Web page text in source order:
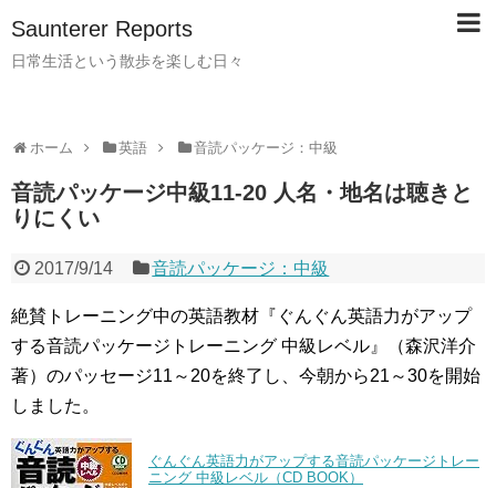
Saunterer Reports
日常生活という散歩を楽しむ日々
ホーム 英語 音読パッケージ：中級
音読パッケージ中級11-20 人名・地名は聴きと
りにくい
2017/9/14 音読パッケージ：中級
絶賛トレーニング中の英語教材『ぐんぐん英語力がアップ
する音読パッケージトレーニング 中級レベル』（森沢洋介
著）のパッセージ11～20を終了し、今朝から21～30を開始
しました。
ぐんぐん英語力がアップする音読パッケージトレー
ニング 中級レベル（CD BOOK）